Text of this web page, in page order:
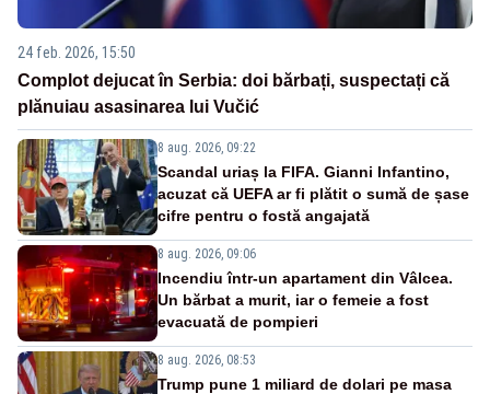
24 feb. 2026, 15:50
Complot dejucat în Serbia: doi bărbați, suspectați că
plănuiau asasinarea lui Vučić
8 aug. 2026, 09:22
Scandal uriaș la FIFA. Gianni Infantino,
acuzat că UEFA ar fi plătit o sumă de șase
cifre pentru o fostă angajată
8 aug. 2026, 09:06
Incendiu într-un apartament din Vâlcea.
Un bărbat a murit, iar o femeie a fost
evacuată de pompieri
8 aug. 2026, 08:53
Trump pune 1 miliard de dolari pe masa